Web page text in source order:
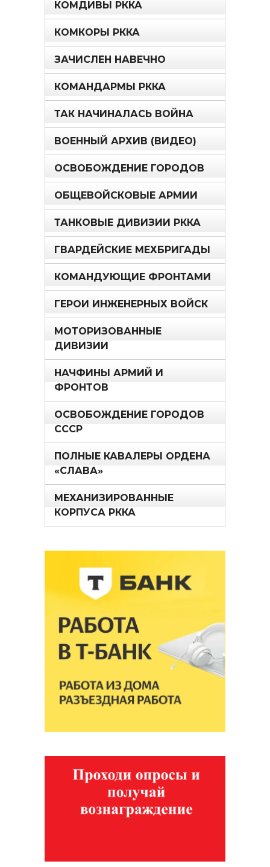
КОМДИВЫ РККА
КОМКОРЫ РККА
ЗАЧИСЛЕН НАВЕЧНО
КОМАНДАРМЫ РККА
ТАК НАЧИНАЛАСЬ ВОЙНА
ВОЕННЫЙ АРХИВ (ВИДЕО)
ОСВОБОЖДЕНИЕ ГОРОДОВ
ОБЩЕВОЙСКОВЫЕ АРМИИ
ТАНКОВЫЕ ДИВИЗИИ РККА
ГВАРДЕЙСКИЕ МЕХБРИГАДЫ
КОМАНДУЮЩИЕ ФРОНТАМИ
ГЕРОИ ИНЖЕНЕРНЫХ ВОЙСК
МОТОРИЗОВАННЫЕ
ДИВИЗИИ
НАЧФИНЫ АРМИЙ И
ФРОНТОВ
ОСВОБОЖДЕНИЕ ГОРОДОВ
СССР
ПОЛНЫЕ КАВАЛЕРЫ ОРДЕНА
«СЛАВА»
МЕХАНИЗИРОВАННЫЕ
КОРПУСА РККА